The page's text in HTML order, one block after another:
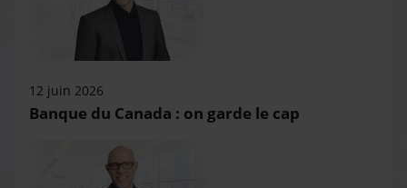
12 juin 2026
Banque du Canada : on garde le cap